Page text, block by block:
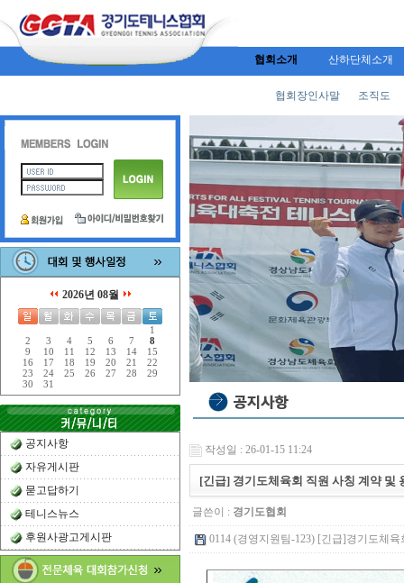
협회소개 산하단체소개
협회장인사말 조직도
2026년 08월
1
2
3 4 5 6 7
8
9
10 11 12 13 14
15
16
17 18 19 20 21
22
23
24 25 26 27 28
29
30
31
공지사항
자유게시판
묻고답하기
테니스뉴스
후원사광고게시판
작성일 : 26-01-15 11:24
[긴급] 경기도체육회 직원 사칭 계약 및
글쓴이 : 경기도협회
0114 (경영지원팀-123) [긴급]경기도체